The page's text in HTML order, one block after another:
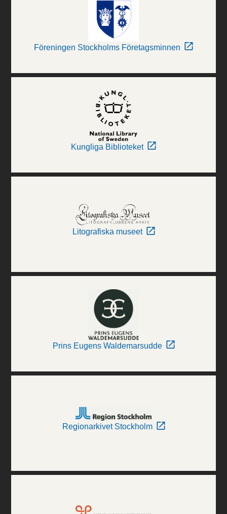
Föreningen Stockholms Företagsminnen
Kungliga Biblioteket
Litografiska museet
Prins Eugens Waldemarsudde
Regionarkivet Stockholm